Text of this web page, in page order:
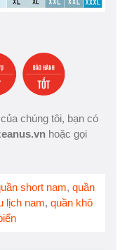
chúng tôi, bạn có
hoặc gọi
short nam, quần
lịch nam, quần khô